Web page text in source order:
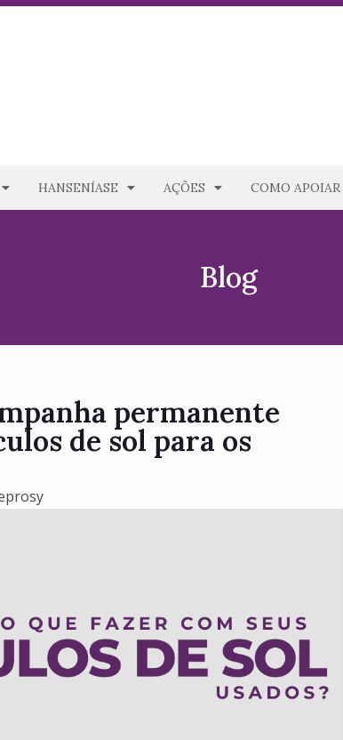
HANSENÍASE AÇÕES COMO APOIAR
Blog
permanente
de sol para os